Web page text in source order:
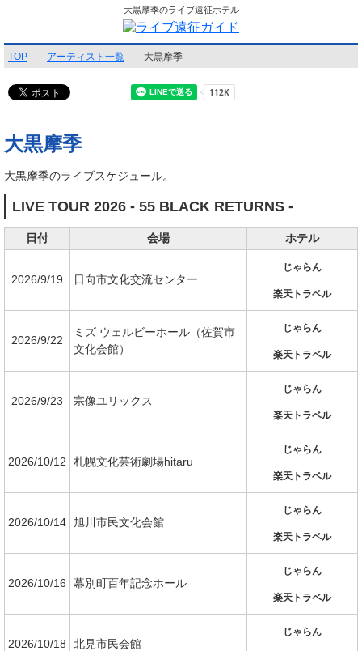
大黒摩季のライブ遠征ホテル
TOP アーティスト一覧 大黒摩季
大黒摩季
大黒摩季のライブスケジュール。
LIVE TOUR 2026 - 55 BLACK RETURNS -
日付 会場 ホテル
2026/9/19 日向市文化交流センター
じゃらん
楽天トラベル
2026/9/22
ミズ ウェルビーホール（佐賀市
文化会館）
じゃらん
楽天トラベル
2026/9/23 宗像ユリックス
じゃらん
楽天トラベル
2026/10/12 札幌文化芸術劇場hitaru
じゃらん
楽天トラベル
2026/10/14 旭川市民文化会館
じゃらん
楽天トラベル
2026/10/16 幕別町百年記念ホール
じゃらん
楽天トラベル
2026/10/18 北見市民会館
じゃらん